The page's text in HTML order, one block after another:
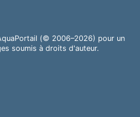
(© 2006–2026) pour un
soumis à droits d'auteur.